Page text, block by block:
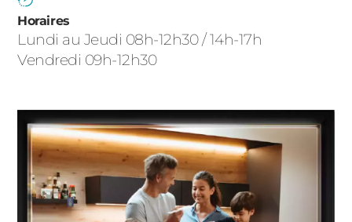
Horaires
Lundi au Jeudi 08h-12h30 / 14h-17h
Vendredi 09h-12h30